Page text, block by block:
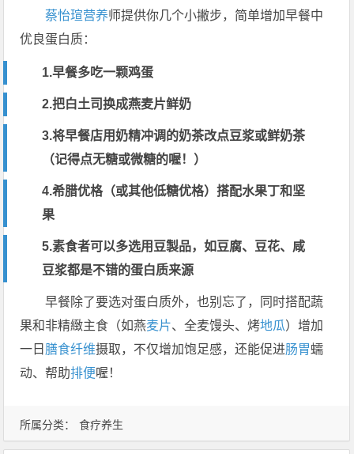
所属分类： 食疗养生
蔡怡瑄营养师提供你几个小撇步，简单增加早餐中
优良蛋白质：
1.早餐多吃一颗鸡蛋
2.把白土司换成燕麦片鲜奶
3.将早餐店用奶精冲调的奶茶改点豆浆或鲜奶茶
（记得点无糖或微糖的喔！）
4.希腊优格（或其他低糖优格）搭配水果丁和坚
果
5.素食者可以多选用豆製品，如 豆腐、豆花、咸
豆浆都是不错的蛋白质来源
早餐除了要选对蛋白质外，也别忘了，同时搭配蔬
果和非精緻主食（如燕麦片、全麦馒头、烤地瓜）增加
一日 膳食纤维摄取，不仅增加饱足感，还能促进肠胃蠕
动、帮助排便喔！